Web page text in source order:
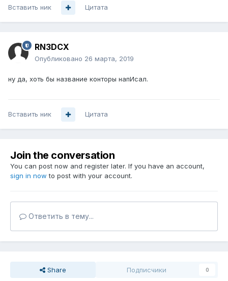
Вставить ник Цитата
RN3DCX
Опубликовано 26 марта, 2019
ну да, хоть бы название конторы напИсал.
Вставить ник Цитата
Join the conversation
You can post now and register later. If you have an account,
sign in now to post with your account.
Ответить в тему...
Share Подписчики 0